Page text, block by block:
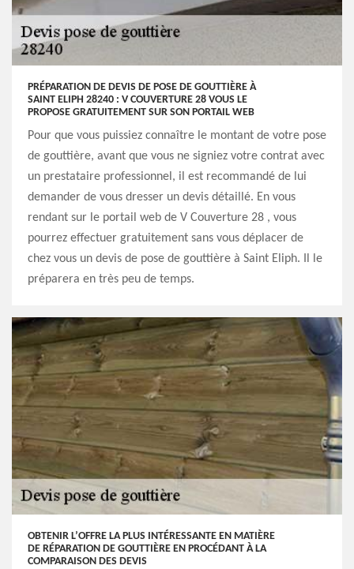
PRÉPARATION DE DEVIS DE POSE DE GOUTTIÈRE À
SAINT ELIPH 28240 : V COUVERTURE 28 VOUS LE
PROPOSE GRATUITEMENT SUR SON PORTAIL WEB
Pour que vous puissiez connaître le montant de votre pose
de gouttière, avant que vous ne signiez votre contrat avec
un prestataire professionnel, il est recommandé de lui
demander de vous dresser un devis détaillé. En vous
rendant sur le portail web de V Couverture 28 , vous
pourrez effectuer gratuitement sans vous déplacer de
chez vous un devis de pose de gouttière à Saint Eliph. Il le
préparera en très peu de temps.
OBTENIR L’OFFRE LA PLUS INTÉRESSANTE EN MATIÈRE
DE RÉPARATION DE GOUTTIÈRE EN PROCÉDANT À LA
COMPARAISON DES DEVIS